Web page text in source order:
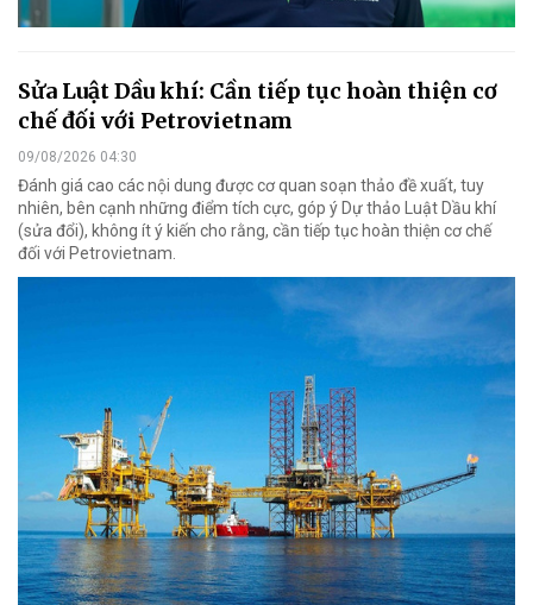
Sửa Luật Dầu khí: Cần tiếp tục hoàn thiện cơ
chế đối với Petrovietnam
09/08/2026 04:30
Đánh giá cao các nội dung được cơ quan soạn thảo đề xuất, tuy
nhiên, bên cạnh những điểm tích cực, góp ý Dự thảo Luật Dầu khí
(sửa đổi), không ít ý kiến cho rằng, cần tiếp tục hoàn thiện cơ chế
đối với Petrovietnam.